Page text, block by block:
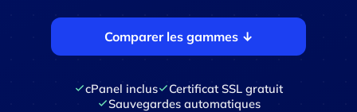
Comparer les gammes ↓
cPanel inclus
Certificat SSL gratuit
Sauvegardes automatiques